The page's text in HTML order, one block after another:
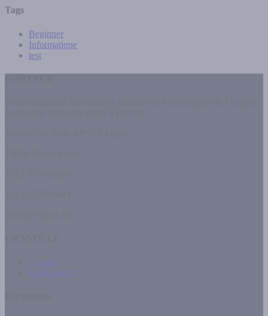
Tags
Beginner
Informatique
test
Accueil
Evénement